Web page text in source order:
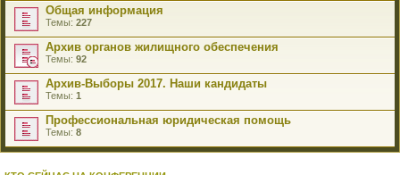
Общая информация
Темы: 227
Архив органов жилищного обеспечения
Темы: 92
Архив-Выборы 2017. Наши кандидаты
Темы: 1
Профессиональная юридическая помощь
Темы: 8